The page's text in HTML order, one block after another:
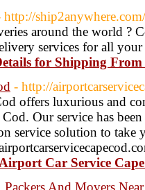
http://
around the world ?
services for all
for Shipping From
- http://
offers luxurious and
Our service has
service solution to
Car Service
And Movers